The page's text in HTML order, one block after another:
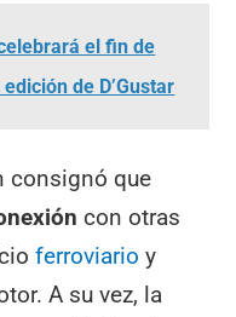
el fin de
de D’Gustar
consignó que
con otras
ferroviario y
A su vez, la